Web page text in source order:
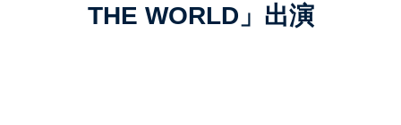
THE WORLD」出演